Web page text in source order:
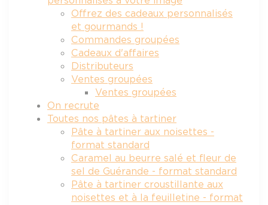
Offrez des cadeaux personnalisés
et gourmands !
Commandes groupées
Cadeaux d'affaires
Distributeurs
Ventes groupées
Ventes groupées
On recrute
Toutes nos pâtes à tartiner
Pâte à tartiner aux noisettes -
format standard
Caramel au beurre salé et fleur de
sel de Guérande - format standard
Pâte à tartiner croustillante aux
noisettes et à la feuilletine - format